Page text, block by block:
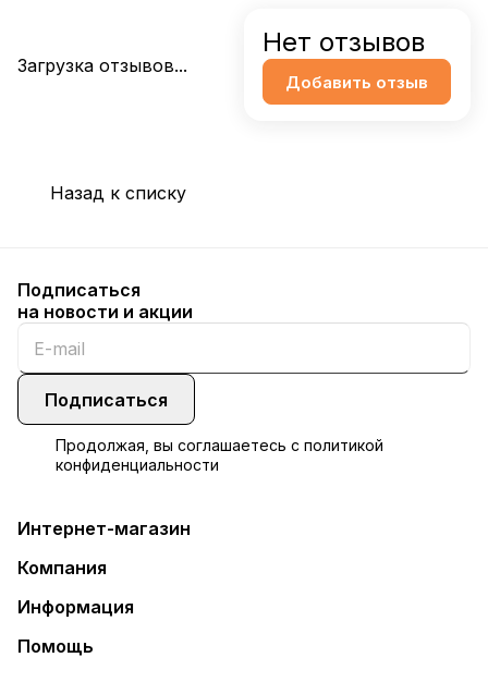
Загрузка отзывов...
Нет отзывов
Добавить отзыв
Назад к списку
Подписаться
на новости и акции
Подписаться
Продолжая, вы соглашаетесь с политикой
конфиденциальности
Интернет-магазин
Компания
Информация
Помощь